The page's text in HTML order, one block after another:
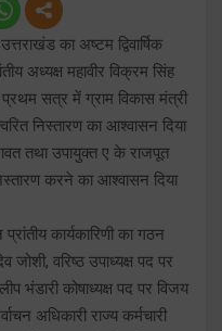
का अष्टम द्विवार्षिक
अध्यक्ष महावीर विक्रम सिंह
सत्र में ग्राम विकास मंत्री
निस्तारण का आश्वासन दिया
तथा उपायुक्त ए के राजपूत
करने का आश्वासन दिया
कार्यकारिणी का गठन
वरिष्ठ उपाध्यक्ष पद पर
भंडारी कोषाध्यक्ष पद पर विजय
अधिकारी राज्य कर्मचारी